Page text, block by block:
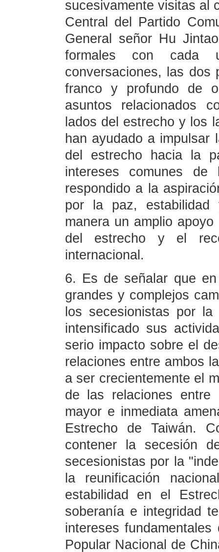
sucesivamente visitas al
Central del Partido
General señor Hu
formales con cada
conversaciones, las dos
franco y profundo de
asuntos relacionados
lados del estrecho y los
han ayudado a impulsar
del estrecho hacia la
intereses comunes
respondido a la
por la paz, estabilidad
manera un amplio
del estrecho y el
internacional.
6. Es de señalar que
grandes y complejos
los secesionistas por
intensificado sus
serio impacto sobre el
relaciones entre ambos
a ser crecientemente el
de las relaciones
mayor e inmediata
Estrecho de Taiwán.
contener la secesión
secesionistas por la
la reunificación
estabilidad en el
soberanía e integridad
intereses
Popular Nacional de